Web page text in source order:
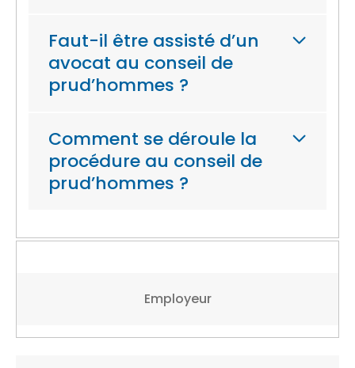
Faut-il être assisté d’un
avocat au conseil de
prud’hommes ?
Comment se déroule la
procédure au conseil de
prud’hommes ?
Employeur